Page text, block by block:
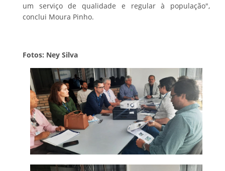
um serviço de qualidade e regular à população",
conclui Moura Pinho.
Fotos: Ney Silva